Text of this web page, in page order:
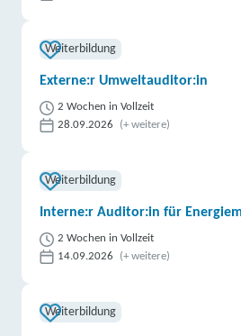
TERTIA Berufsförderung GmbH
Kaufmann-Straße 13, 27753
weitere
DAA Deutsche Angestellten-
Köppenweg 35, 37574 Einbeck
weitere
PBF Personalberatung und
Weiterbildung
Externe:r Umweltauditor:in
2 Wochen in Vollzeit
28.09.2026
(+ weitere)
Weiterbildung
Interne:r Auditor:in für
2 Wochen in Vollzeit
14.09.2026
(+ weitere)
Weiterbildung